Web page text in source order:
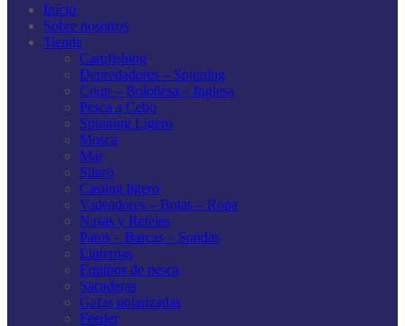
Inicio
Sobre nosotros
Tienda
Carpfishing
Depredadores – Spinning
Coup – Boloñesa – Inglesa
Pesca a Cebo
Spinning Ligero
Mosca
Mar
Siluro
Casting ligero
Vadeadores – Botas – Ropa
Nasas y Reteles
Patos – Barcas – Sondas
Linternas
Equipos de pesca
Sacaderas
Gafas polarizadas
Feeder